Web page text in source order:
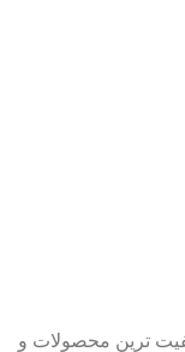
ترین محصولات و